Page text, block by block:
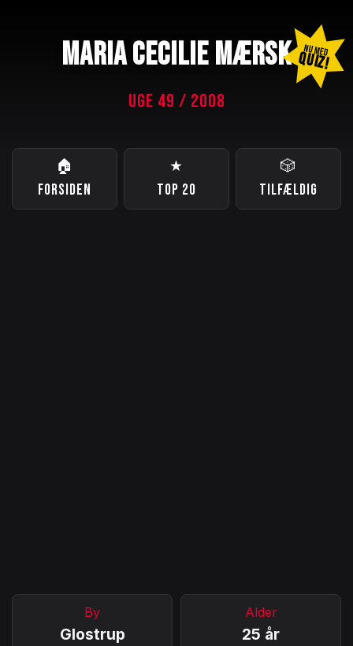
MARIA CECILIE MÆRSK NU MED
QUIZ!
UGE 49 / 2008
🏠
FORSIDEN
★
TOP 20
🎲
TILFÆLDIG
By
Glostrup
Alder
25 år